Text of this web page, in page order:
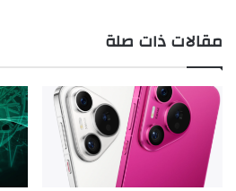
مقالات ذات صلة